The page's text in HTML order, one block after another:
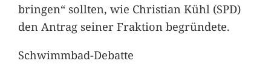
bringen“ sollten, wie Christian Kühl (SPD)
den Antrag seiner Fraktion begründete.
Schwimmbad-Debatte